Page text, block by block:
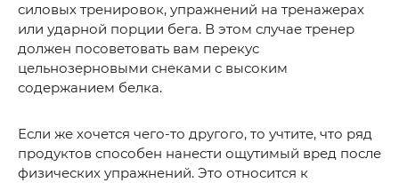
силовых тренировок, упражнений на тренажерах
или ударной порции бега. В этом случае тренер
должен посоветовать вам перекус
цельнозерновыми снеками с высоким
содержанием белка.
Если же хочется чего-то другого, то учтите, что ряд
продуктов способен нанести ощутимый вред после
физических упражнений. Это относится к